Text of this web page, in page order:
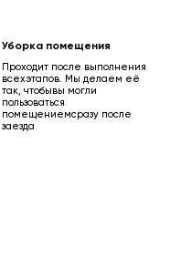
Уборка помещения
Проходит после выполнения
всехэтапов. Мы делаем её
так, чтобывы могли
пользоваться
помещениемсразу после
заезда